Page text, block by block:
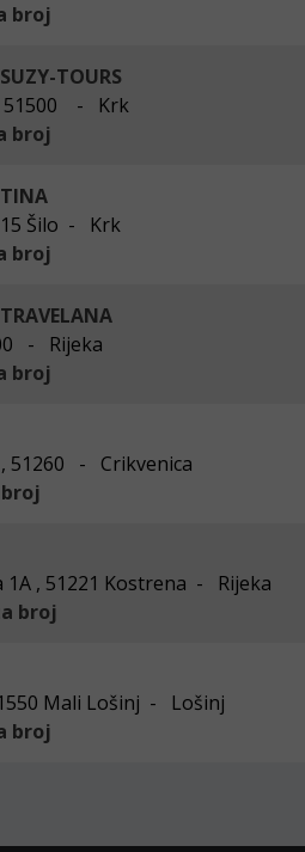
broj
TOURS
, 51500 - Krk
broj
Šilo - Krk
broj
- Rijeka
broj
, 51260 - Crikvenica
1A , 51221 Kostrena - Rijeka
broj
Mali Lošinj - Lošinj
broj